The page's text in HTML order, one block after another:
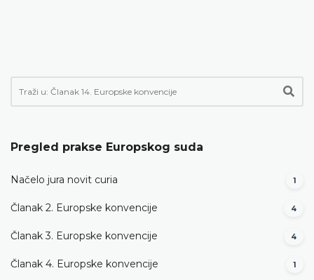
Pregled prakse Europskog suda
Načelo jura novit curia 1
Članak 2. Europske konvencije 4
Članak 3. Europske konvencije 4
Članak 4. Europske konvencije 1